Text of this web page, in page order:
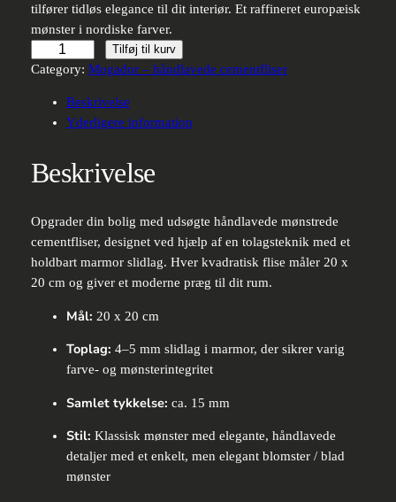
tilfører tidløs elegance til dit interiør. Et raffineret europæisk
mønster i nordiske farver.
Håndlavet
cementflise
Mogador
antal
Tilføj til kurv
Category: Mogador – håndlavede cementfliser
Beskrivelse
Yderligere information
Beskrivelse
Opgrader din bolig med udsøgte håndlavede mønstrede
cementfliser, designet ved hjælp af en tolagsteknik med et
holdbart marmor slidlag. Hver kvadratisk flise måler 20 x
20 cm og giver et moderne præg til dit rum.
Mål: 20 x 20 cm
Toplag: 4–5 mm slidlag i marmor, der sikrer varig
farve- og mønsterintegritet
Samlet tykkelse: ca. 15 mm
Stil: Klassisk mønster med elegante, håndlavede
detaljer med et enkelt, men elegant blomster / blad
mønster